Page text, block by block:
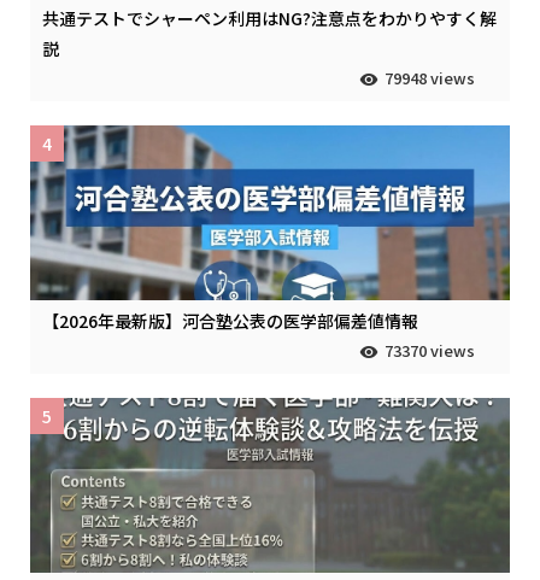
共通テストでシャーペン利用はNG?注意点をわかりやすく解
説
79948 views
【2026年最新版】河合塾公表の医学部偏差値情報
73370 views
4
5